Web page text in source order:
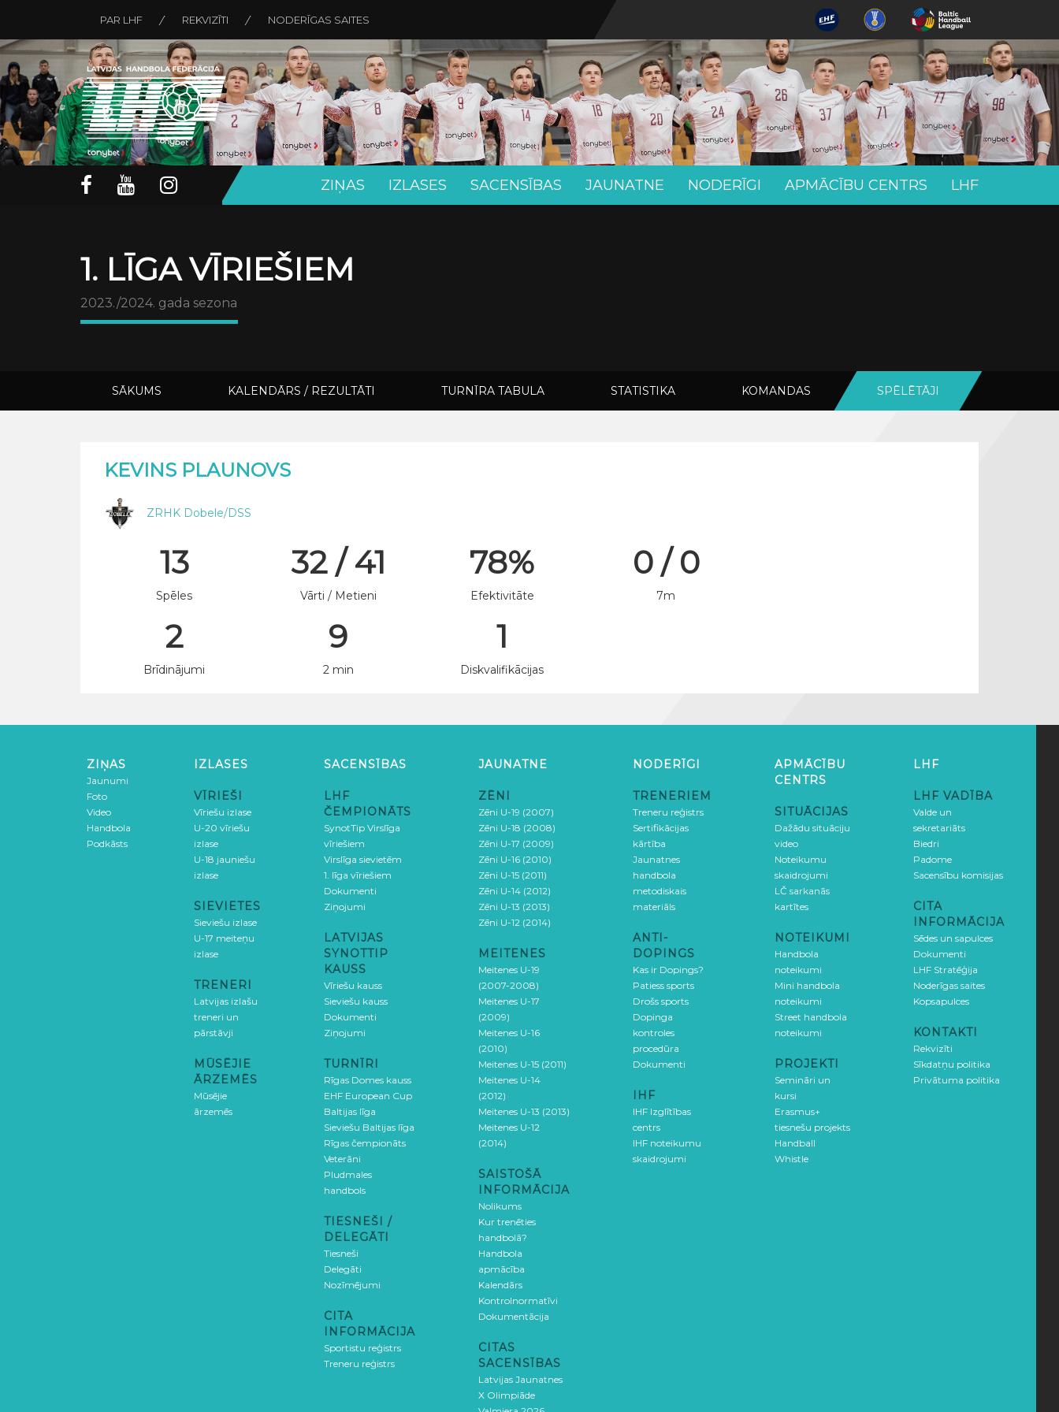
PAR LHF REKVIZĪTI NODERĪGAS SAITES
ZIŅAS IZLASES SACENSĪBAS JAUNATNE NODERĪGI APMĀCĪBU CENTRS LHF
1. LĪGA VĪRIEŠIEM
2023./2024. gada sezona
SĀKUMS KALENDĀRS / REZULTĀTI TURNĪRA TABULA STATISTIKA KOMANDAS SPĒLĒTĀJI
KEVINS PLAUNOVS
ZRHK Dobele/DSS
13
Spēles
32 / 41
Vārti / Metieni
78%
Efektivitāte
0 / 0
7m
2
Brīdinājumi
9
2 min
1
Diskvalifikācijas
ZIŅAS
Jaunumi
Foto
Video
Handbola
Podkāsts
IZLASES
VĪRIEŠI
Vīriešu izlase
U-20 vīriešu
izlase
U-18 jauniešu
izlase
SIEVIETES
Sieviešu izlase
U-17 meiteņu
izlase
TRENERI
Latvijas izlašu
treneri un
pārstāvji
MŪSĒJIE
ĀRZEMĒS
Mūsējie
ārzemēs
SACENSĪBAS
LHF
ČEMPIONĀTS
SynotTip Virslīga
vīriešiem
Virslīga sievietēm
1. līga vīriešiem
Dokumenti
Ziņojumi
LATVIJAS
SYNOTTIP
KAUSS
Vīriešu kauss
Sieviešu kauss
Dokumenti
Ziņojumi
TURNĪRI
Rīgas Domes kauss
EHF European Cup
Baltijas līga
Sieviešu Baltijas līga
Rīgas čempionāts
Veterāni
Pludmales
handbols
TIESNEŠI /
DELEGĀTI
Tiesneši
Delegāti
Nozīmējumi
CITA
INFORMĀCIJA
Sportistu reģistrs
Treneru reģistrs
JAUNATNE
ZĒNI
Zēni U-19 (2007)
Zēni U-18 (2008)
Zēni U-17 (2009)
Zēni U-16 (2010)
Zēni U-15 (2011)
Zēni U-14 (2012)
Zēni U-13 (2013)
Zēni U-12 (2014)
MEITENES
Meitenes U-19
(2007-2008)
Meitenes U-17
(2009)
Meitenes U-16
(2010)
Meitenes U-15 (2011)
Meitenes U-14
(2012)
Meitenes U-13 (2013)
Meitenes U-12
(2014)
SAISTOŠĀ
INFORMĀCIJA
Nolikums
Kur trenēties
handbolā?
Handbola
apmācība
Kalendārs
Kontrolnormatīvi
Dokumentācija
CITAS
SACENSĪBAS
Latvijas Jaunatnes
X Olimpiāde
NODERĪGI
TRENERIEM
Treneru reģistrs
Sertifikācijas
kārtība
Jaunatnes
handbola
metodiskais
materiāls
ANTI-
DOPINGS
Kas ir Dopings?
Patiess sports
Drošs sports
Dopinga
kontroles
procedūra
Dokumenti
IHF
IHF Izglītības
centrs
IHF noteikumu
skaidrojumi
APMĀCĪBU
CENTRS
SITUĀCIJAS
Dažādu situāciju
video
Noteikumu
skaidrojumi
LČ sarkanās
kartītes
NOTEIKUMI
Handbola
noteikumi
Mini handbola
noteikumi
Street handbola
noteikumi
PROJEKTI
Semināri un
kursi
Erasmus+
tiesnešu projekts
Handball
Whistle
LHF
LHF VADĪBA
Valde un
sekretariāts
Biedri
Padome
Sacensību komisijas
CITA
INFORMĀCIJA
Sēdes un sapulces
Dokumenti
LHF Stratēģija
Noderīgas saites
Kopsapulces
KONTAKTI
Rekvizīti
Sīkdatņu politika
Privātuma politika